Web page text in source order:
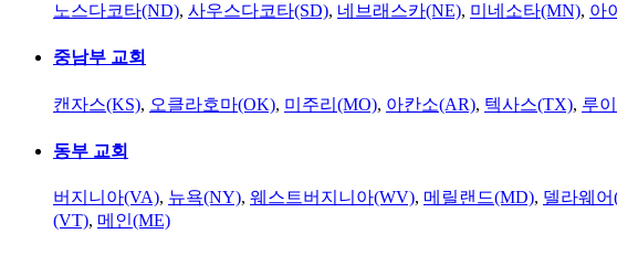
노스다코타(ND), 사우스다코타(SD), 네브래스카(NE), 미네소타(MN), 아
중남부 교회
캔자스(KS), 오클라호마(OK), 미주리(MO), 아칸소(AR), 텍사스(TX), 루
동부 교회
버지니아(VA), 뉴욕(NY), 웨스트버지니아(WV), 메릴랜드(MD), 델라웨어
(VT), 메인(ME)